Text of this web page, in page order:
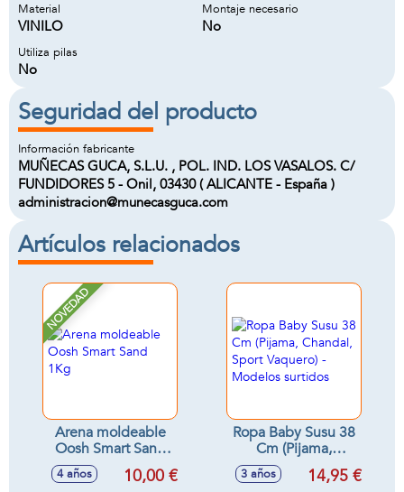
Material
VINILO
Montaje necesario
No
Utiliza pilas
No
Seguridad del producto
Información fabricante
MUÑECAS GUCA, S.L.U. , POL. IND. LOS VASALOS. C/
FUNDIDORES 5 - Onil, 03430 ( ALICANTE - España )
administracion@munecasguca.com
Artículos relacionados
NOVEDAD
Arena moldeable
Oosh Smart Sand
1Kg
4 años 10,00 €
Ropa Baby Susu 38
Cm (Pijama,
Chandal, Sport
Vaquero) - Modelos
3 años 14,95 €